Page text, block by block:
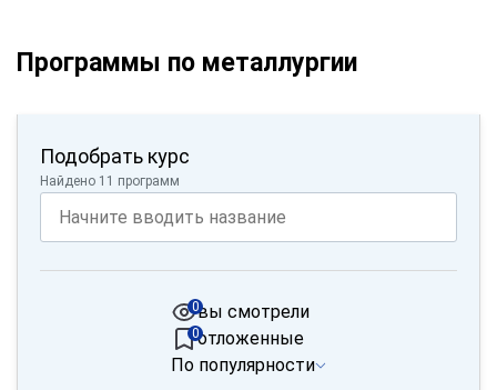
Программы по металлургии
Подобрать курс
Найдено 11 программ
вы смотрели
0
отложенные
0
По популярности